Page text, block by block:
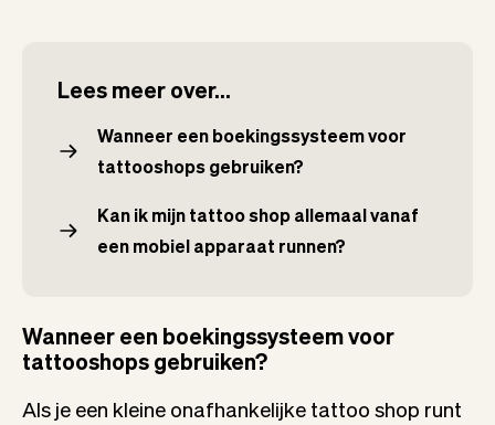
Lees meer over...
Wanneer een boekingssysteem voor
tattooshops gebruiken?
Kan ik mijn tattoo shop allemaal vanaf
een mobiel apparaat runnen?
Wanneer een boekingssysteem voor
tattooshops gebruiken?
Als je een kleine onafhankelijke tattoo shop runt